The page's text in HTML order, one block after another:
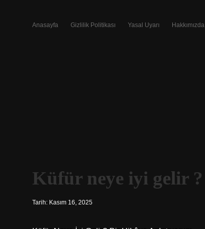
Anasayfa Gizlilik Politikası Yasal Uyarı Hakkımızda
Küfür neye iyi gelir ?
Tarih: Kasım 16, 2025